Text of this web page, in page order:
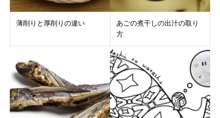
薄削りと厚削りの違い
あごの煮干しの出汁の取り
方